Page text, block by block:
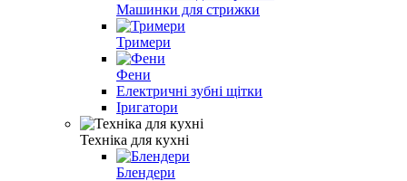
Машинки для стрижки
Тримери
Фени
Електричні зубні щітки
Іригатори
Техніка для кухні
Блендери